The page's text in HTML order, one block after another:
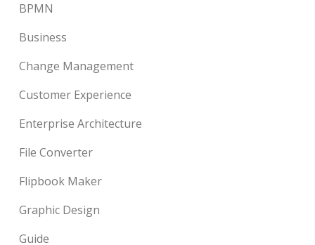
BPMN
Business
Change Management
Customer Experience
Enterprise Architecture
File Converter
Flipbook Maker
Graphic Design
Guide